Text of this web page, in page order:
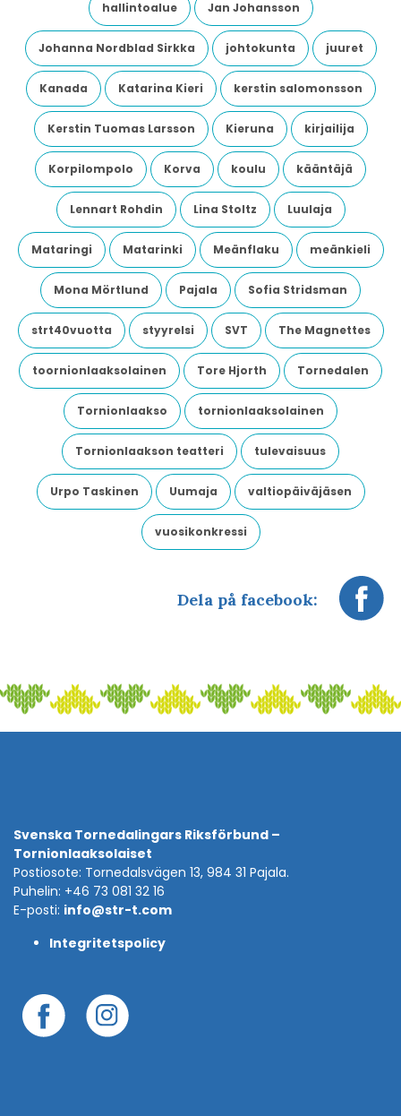
hallintoalue Jan Johansson
Johanna Nordblad Sirkka johtokunta juuret
Kanada Katarina Kieri kerstin salomonsson
Kerstin Tuomas Larsson Kieruna kirjailija
Korpilompolo Korva koulu kääntäjä
Lennart Rohdin Lina Stoltz Luulaja
Mataringi Matarinki Meänflaku meänkieli
Mona Mörtlund Pajala Sofia Stridsman
strt40vuotta styyrelsi SVT The Magnettes
toornionlaaksolainen Tore Hjorth Tornedalen
Tornionlaakso tornionlaaksolainen
Tornionlaakson teatteri tulevaisuus
Urpo Taskinen Uumaja valtiopäiväjäsen
vuosikonkressi
Dela på facebook:
Svenska Tornedalingars Riksförbund –
Tornionlaaksolaiset
Postiosote: Tornedalsvägen 13, 984 31 Pajala.
Puhelin: +46 73 081 32 16
E-posti: info@str-t.com
Integritetspolicy